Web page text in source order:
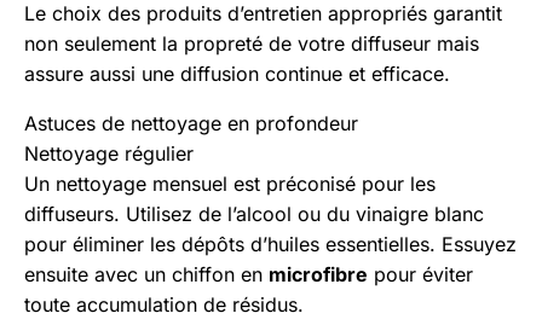
Le choix des produits d’entretien appropriés garantit
non seulement la propreté de votre diffuseur mais
assure aussi une diffusion continue et efficace.
Astuces de nettoyage en profondeur
Nettoyage régulier
Un nettoyage mensuel est préconisé pour les
diffuseurs. Utilisez de l’alcool ou du vinaigre blanc
pour éliminer les dépôts d’huiles essentielles. Essuyez
ensuite avec un chiffon en microfibre pour éviter
toute accumulation de résidus.